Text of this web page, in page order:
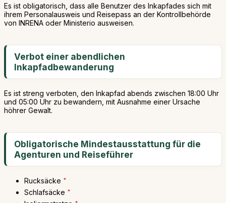
Es ist obligatorisch, dass alle Benutzer des Inkapfades sich mit
ihrem Personalausweis und Reisepass an der Kontrollbehörde
von INRENA oder Ministerio ausweisen.
Verbot einer abendlichen
Inkapfadbewanderung
Es ist streng verboten, den Inkapfad abends zwischen 18:00 Uhr
und 05:00 Uhr zu bewandern, mit Ausnahme einer Ursache
höhrer Gewalt.
Obligatorische Mindestausstattung für die
Agenturen und Reiseführer
Rucksäcke *
Schlafsäcke *